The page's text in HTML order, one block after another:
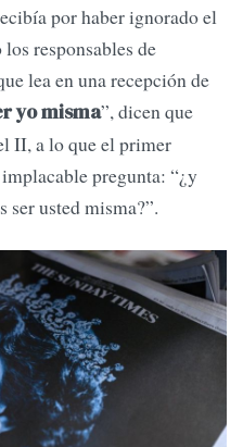
por haber ignorado el
responsables de
lea en una recepción de
yo misma”, dicen que
II, a lo que el primer
pregunta: “¿y
ser usted misma?”.